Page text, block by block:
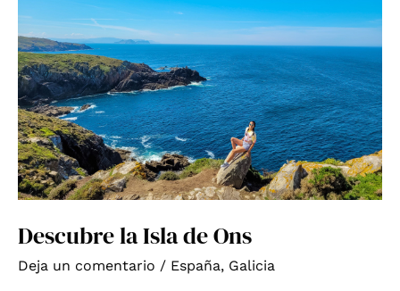
Descubre la Isla de Ons
Deja un comentario / España, Galicia